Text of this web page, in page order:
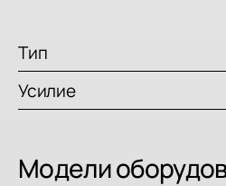
Тип
Усилие
Модели